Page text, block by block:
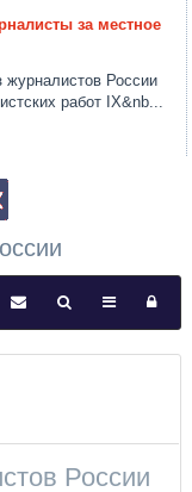
за местное
России
работ IX&nb...
России